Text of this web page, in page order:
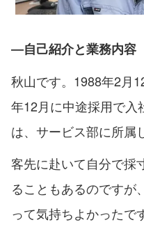
―自己紹介と業務内容
秋⼭です。1988年2月
年12月に中途採用で入
は、サービス部に所属
客先に赴いて自分で採
ることもあるのですが
って気持ちよかったで